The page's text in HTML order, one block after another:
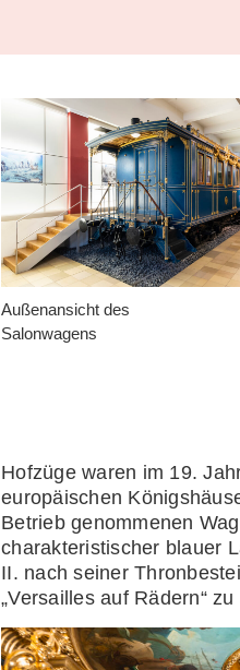
Außenansicht des
Salonwagens
Hofzüge waren im 19.
europäischen
Betrieb genommenen
charakteristischer blauer
II. nach seiner
„Versailles auf Rädern“